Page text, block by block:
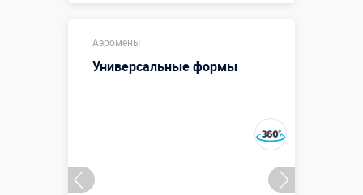
Аэромены
Универсальные формы